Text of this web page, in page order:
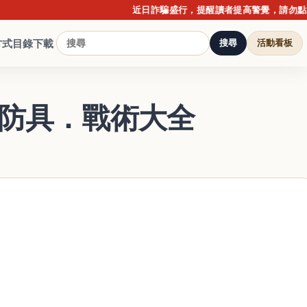
近日詐騙盛行，提醒讀者提高警覺，請勿點擊不
式目錄下載 搜尋 活動看板
具．戰術大全